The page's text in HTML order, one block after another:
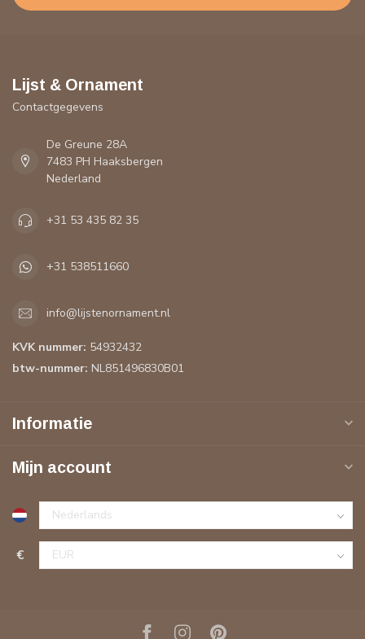
Lijst & Ornament
Contactgegevens
De Greune 28A
7483 PH Haaksbergen
Nederland
+31 53 435 82 35
+31 538511660
info@lijstenornament.nl
KVK nummer: 54932432
btw-nummer: NL851496830B01
Informatie
Mijn account
€